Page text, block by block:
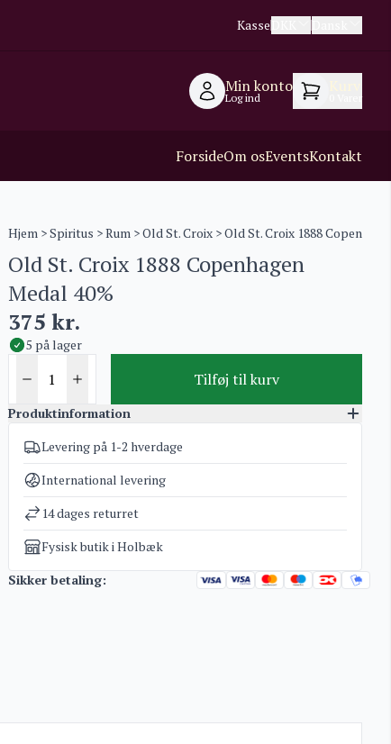
Kasse
Min konto
Log ind
ForsideOm osEventsKontakt
Hjem>Spiritus >Rum>Old St. Croix> Old St. Croix 1888
Old St. Croix 1888 Copenhagen
Medal 40%
375 kr.
5 på lager
Tilføj til kurv
Produktinformation
Varenummer
3176
Kategorier
Vægt
1,7 kg
Levering på 1-2 hverdage
International levering
14 dages returret
Fysisk butik i Holbæk
Sikker betaling: